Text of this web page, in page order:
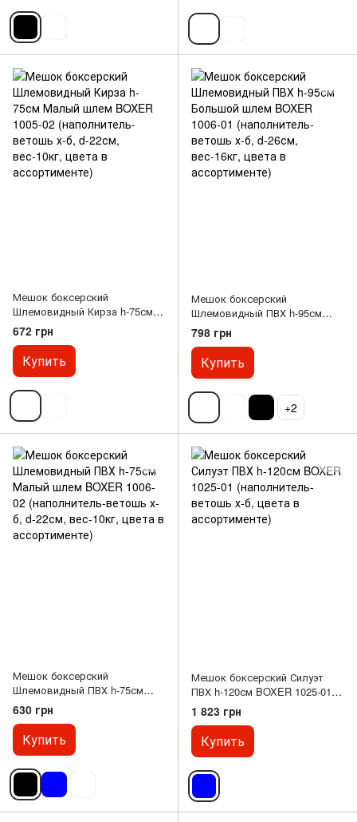
Мешок боксерский
Шлемовидный Кирза h-75см
Малый шлем BOXER 1005-02
(наполнитель-ветошь х-б, d-
22см, вес-10кг, цвета в
ассортименте)
672 грн
Купить
Мешок боксерский
Шлемовидный ПВХ h-95см
Большой шлем BOXER 1006-
01 (наполнитель-ветошь х-б,
d-26см, вес-16кг, цвета в
ассортименте)
798 грн
Купить
+2
Мешок боксерский
Шлемовидный ПВХ h-75см
Малый шлем BOXER 1006-02
(наполнитель-ветошь х-б, d-
22см, вес-10кг, цвета в
ассортименте)
630 грн
Купить
Мешок боксерский Силуэт
ПВХ h-120см BOXER 1025-01
(наполнитель-ветошь х-б,
цвета в ассортименте)
1 823 грн
Купить